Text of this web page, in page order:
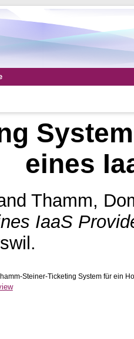
eines
Thamm,
IaaS
Steiner-Ticketing System für ein